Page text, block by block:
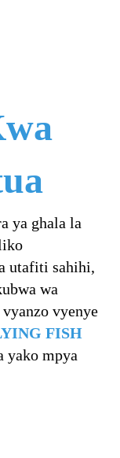
ya ghala la
utafiti sahihi,
wa
vyenye
FISH
yako mpya